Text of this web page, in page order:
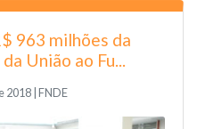
963 milhões da
União ao Fu...
2018 | FNDE